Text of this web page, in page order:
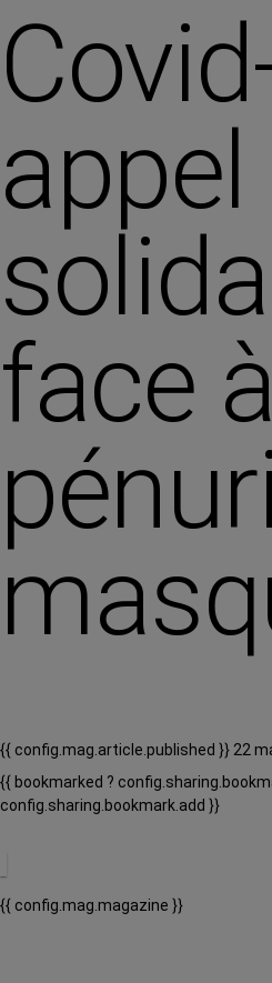
appel
face
{{ config.mag.article.published }} 22
{{ bookmarked ?
config.sharing.bookmark.add }}
{{ config.mag.magazine }}